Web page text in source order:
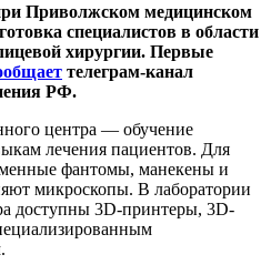
Приволжском медицинском
специалистов в области
хирургии. Первые
телеграм-канал
РФ.
центра — обучение
лечения пациентов. Для
фантомы, манекены и
микроскопы. В лаборатории
доступны 3D-принтеры, 3D-